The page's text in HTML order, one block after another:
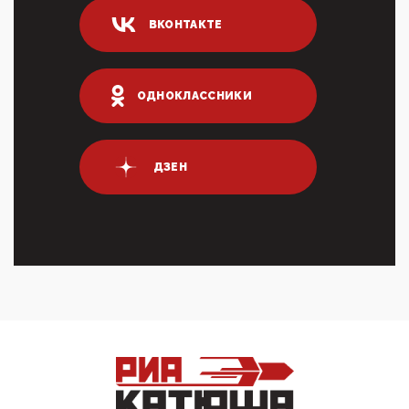
04:47, 10 Апреля 2026
ИНН для переводов по СБП это первый шаг из
логических двухЗаполнение ИНН при любых
переводах по ...
03:35, 10 Апреля 2026
Суммарное вознаграждение менеджменту в 15
крупных банках по итогам 2025 года превысило 63
03:01, 10 Апреля 2026
Террорист и убийца Буданов вальяжно сообщил,
что союзники просили Киев не наносить удары по
входМошенники активно пользуются аккаунтами на
Госуслугах уме...
12:01, 10 Апреля 2026
ВКОНТАКТЕ
ОДНОКЛАССНИКИ
ДЗЕН